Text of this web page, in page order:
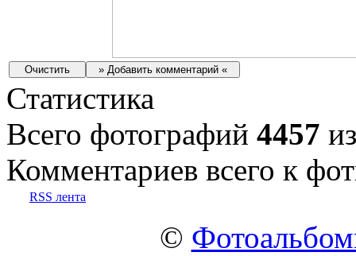
Статистика
Всего фотографий 4457
Комментариев всего к
RSS лента
©